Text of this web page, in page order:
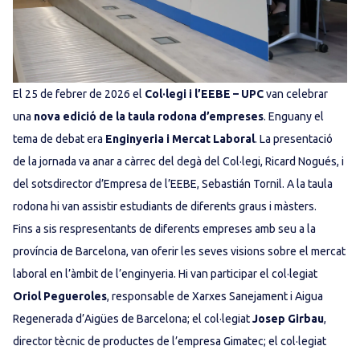
El 25 de febrer de 2026 el Col·legi i l’EEBE – UPCvan celebrar
una nova edició de la taula rodona d’empreses. Enguany el
tema de debat era Enginyeria i Mercat Laboral. La presentació
de la jornada va anar a càrrec del degà del Col·legi, Ricard Nogués, i
del sotsdirector d’Empresa de l’EEBE, Sebastián Tornil. A la taula
rodona hi van assistir estudiants de diferents graus i màsters.
Fins a sis respresentants de diferents empreses amb seu a la
província de Barcelona, van oferir les seves visions sobre el mercat
laboral en l’àmbit de l’enginyeria. Hi van participar el col·legiat
Oriol Pegueroles, responsable de Xarxes Sanejament i Aigua
Regenerada d’Aigües de Barcelona; el col·legiatJosep Girbau,
director tècnic de productes de l’empresa Gimatec; el col·legiat